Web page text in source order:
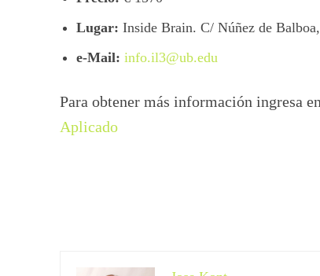
Lugar: Inside Brain. C/ Núñez de
e-Mail: info.il3@ub.edu
Para obtener más información ingresa
Aplicado